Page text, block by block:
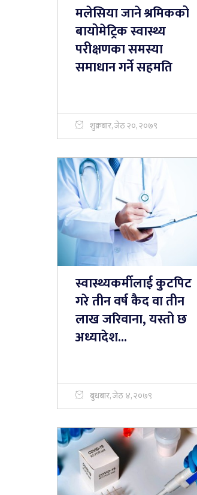
मलेसिया जाने श्रमिकको
बायोमेट्रिक स्वास्थ्य
परीक्षणका समस्या
समाधान गर्ने सहमति
शुक्रबार, जेठ २०, २०७९
स्वास्थ्यकर्मीलाई कुटपिट
गरे तीन वर्ष कैद वा तीन
लाख जरिवाना, यस्तो छ
अध्यादेश...
बुधबार, जेठ ४, २०७९